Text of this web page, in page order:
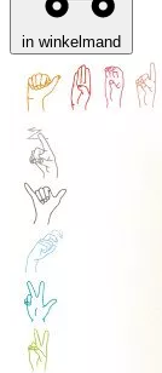
in winkelmand